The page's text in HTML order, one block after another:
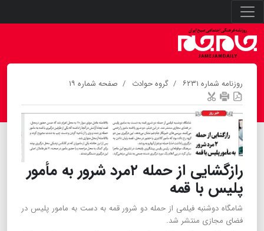
روزنامه شماره ۶۲۳۱ گروه حوادث صفحه شماره ۱۹
رازگشایی از حمله ۲مرد شرور به مأمور
پلیس با قمه
شامگاه دوشنبه فیلمی از حمله دو شرور قمه به دست به مامور پلیس در
فضای مجازی منتشر شد.